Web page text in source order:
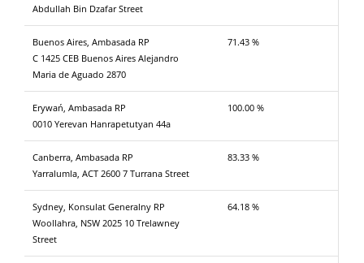
Abdullah Bin Dzafar Street
Buenos Aires, Ambasada RP
C 1425 CEB Buenos Aires Alejandro
Maria de Aguado 2870
71.43 %
Erywań, Ambasada RP
0010 Yerevan Hanrapetutyan 44a
100.00 %
Canberra, Ambasada RP
Yarralumla, ACT 2600 7 Turrana Street
83.33 %
Sydney, Konsulat Generalny RP
Woollahra, NSW 2025 10 Trelawney
Street
64.18 %